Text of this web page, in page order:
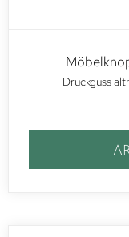
Druckguss